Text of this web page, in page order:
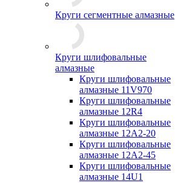
Круги сегментные алмазные
Круги шлифовальные
алмазные
Круги шлифовальные
алмазные 11V970
Круги шлифовальные
алмазные 12R4
Круги шлифовальные
алмазные 12А2-20
Круги шлифовальные
алмазные 12А2-45
Круги шлифовальные
алмазные 14U1